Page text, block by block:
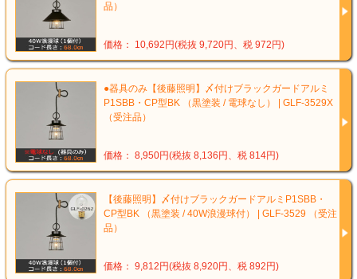
品）
価格： 10,692円(税抜 9,720円、税 972円)
●器具のみ【後藤照明】〆付けブラックガードアルミ
P1SBB・CP型BK （黒塗装 / 電球なし） | GLF-3529X
（受注品）
価格： 8,950円(税抜 8,136円、税 814円)
【後藤照明】〆付けブラックガードアルミP1SBB・
CP型BK （黒塗装 / 40W浪漫球付） | GLF-3529 （受注
品）
価格： 9,812円(税抜 8,920円、税 892円)